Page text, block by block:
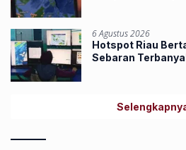
6 Agustus 2026
Hotspot Riau
Sebaran